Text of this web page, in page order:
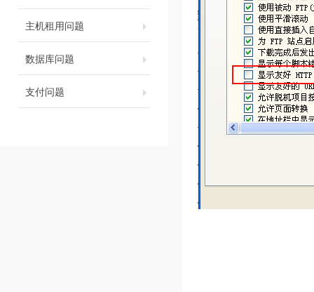
主机租用问题
数据库问题
支付问题